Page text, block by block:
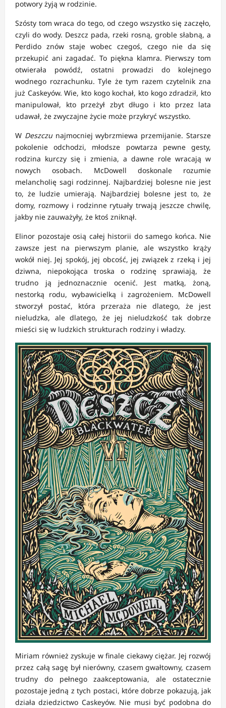
potwory żyją w rodzinie.
Szósty tom wraca do tego, od czego wszystko się zaczęło,
czyli do wody. Deszcz pada, rzeki rosną, groble słabną, a
Perdido znów staje wobec czegoś, czego nie da się
przekupić ani zagadać. To piękna klamra. Pierwszy tom
otwierała powódź, ostatni prowadzi do kolejnego
wodnego rozrachunku. Tyle że tym razem czytelnik zna
już Caskeyów. Wie, kto kogo kochał, kto kogo zdradził, kto
manipulował, kto przeżył zbyt długo i kto przez lata
udawał, że zwyczajne życie może przykryć wszystko.
W Deszczunajmocniej wybrzmiewa przemijanie. Starsze
pokolenie odchodzi, młodsze powtarza pewne gesty,
rodzina kurczy się i zmienia, a dawne role wracają w
nowych osobach. McDowell doskonale rozumie
melancholię sagi rodzinnej. Najbardziej bolesne nie jest
to, że ludzie umierają. Najbardziej bolesne jest to, że
domy, rozmowy i rodzinne rytuały trwają jeszcze chwilę,
jakby nie zauważyły, że ktoś zniknął.
Elinor pozostaje osią całej historii do samego końca. Nie
zawsze jest na pierwszym planie, ale wszystko krąży
wokół niej. Jej spokój, jej obcość, jej związek z rzeką i jej
dziwna, niepokojąca troska o rodzinę sprawiają, że
trudno ją jednoznacznie ocenić. Jest matką, żoną,
nestorką rodu, wybawicielką i zagrożeniem. McDowell
stworzył postać, która przeraża nie dlatego, że jest
nieludzka, ale dlatego, że jej nieludzkość tak dobrze
mieści się w ludzkich strukturach rodziny i władzy.
Miriam również zyskuje w finale ciekawy ciężar. Jej rozwój
przez całą sagę był nierówny, czasem gwałtowny, czasem
trudny do pełnego zaakceptowania, ale ostatecznie
pozostaje jedną z tych postaci, które dobrze pokazują, jak
działa dziedzictwo Caskeyów. Nie musi być podobna do